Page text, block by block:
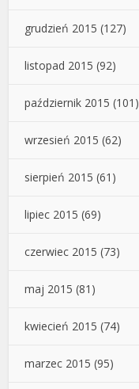
grudzień 2015 (127)
listopad 2015 (92)
październik 2015 (101)
wrzesień 2015 (62)
sierpień 2015 (61)
lipiec 2015 (69)
czerwiec 2015 (73)
maj 2015 (81)
kwiecień 2015 (74)
marzec 2015 (95)